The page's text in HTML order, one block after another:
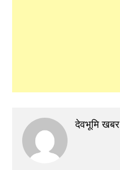
देवभूमि खबर